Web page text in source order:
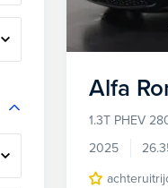
Alfa
1.3T PHEV
2025